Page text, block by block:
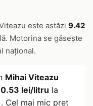
este astăzi 9.42
Motorina se găsește
național.
Mihai Viteazu
lei/litru la
Cel mai mic pret